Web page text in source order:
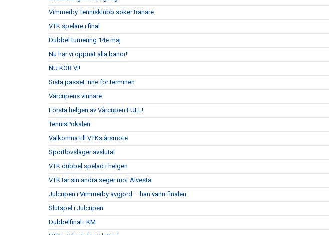
Vimmerby Tennisklubb söker tränare
VTK spelare i final
Dubbel turnering 14e maj
Nu har vi öppnat alla banor!
NU KÖR VI!
Sista passet inne för terminen
Vårcupens vinnare
Första helgen av Vårcupen FULL!
TennisPokalen
Välkomna till VTKs årsmöte
Sportlovsläger avslutat
VTK dubbel spelad i helgen
VTK tar sin andra seger mot Alvesta
Julcupen i Vimmerby avgjord – han vann finalen
Slutspel i Julcupen
Dubbelfinal i KM